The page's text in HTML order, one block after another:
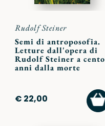
Rudolf Steiner
Semi di antroposofia.
Letture dall'opera di
Rudolf Steiner a cento
anni dalla morte
€ 22,00